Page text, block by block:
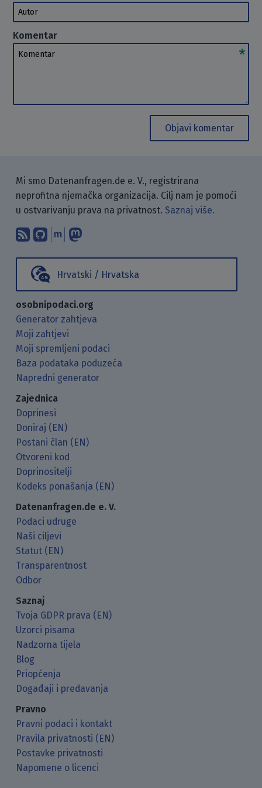
Autor
Komentar
Komentar
Objavi komentar
Mi smo Datenanfragen.de e. V., registrirana
neprofitna njemačka organizacija. Cilj nam je pomoći
u ostvarivanju prava na privatnost. Saznaj više.
Pretplati se na naš blog koristeći
Pronađi nas na GitHubu.
Raspravljaj s nama putem
Hrvatski / Hrvatska
osobnipodaci.org
Generator zahtjeva
Moji zahtjevi
Moji spremljeni podaci
Baza podataka poduzeća
Napredni generator
Zajednica
Doprinesi
Doniraj (EN)
Postani član (EN)
Otvoreni kod
Doprinositelji
Kodeks ponašanja (EN)
Datenanfragen.de e. V.
Podaci udruge
Naši ciljevi
Statut (EN)
Transparentnost
Odbor
Saznaj
Tvoja GDPR prava (EN)
Uzorci pisama
Nadzorna tijela
Blog
Priopćenja
Događaji i predavanja
Pravno
Pravni podaci i kontakt
Pravila privatnosti (EN)
Postavke privatnosti
Napomene o licenci